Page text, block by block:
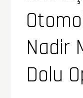
Nadir
Dolu